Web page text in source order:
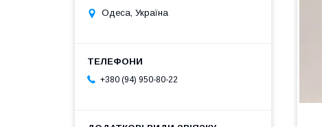
Одеса, Україна
+380 (94) 950-80-22